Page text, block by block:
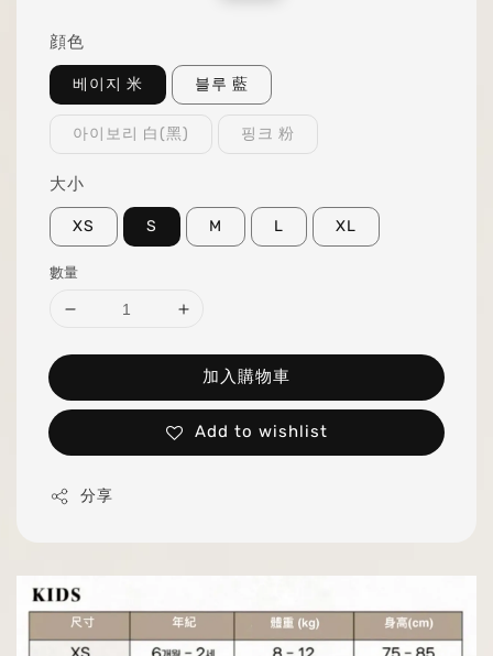
顔色
베이지 米 블루 藍
아이보리 白(黑) 핑크 粉
大小
XS S M L XL
數量
加入購物車
Add to wishlist
分享